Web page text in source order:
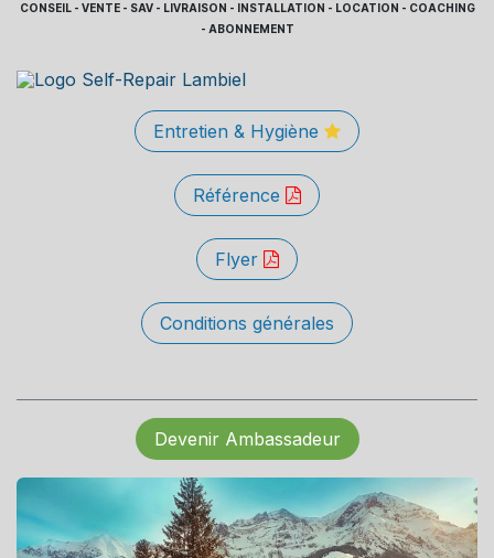
CONSEIL - VENTE - SAV - LIVRAISON - INSTALLATION - LOCATION - COACHING
- ABONNEMENT
Entretien & Hygiène
Référence
Flyer
Conditions générales
Devenir Ambassadeur